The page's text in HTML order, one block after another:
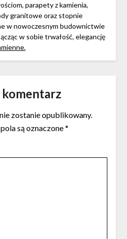
parapety z kamienia,
granitowe oraz stopnie
w nowoczesnym budownictwie
w sobie trwałość, elegancję
komentarz
zostanie opublikowany.
są oznaczone*